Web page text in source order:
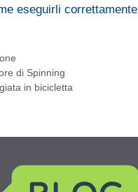
eseguirli correttamente
di Spinning
in bicicletta